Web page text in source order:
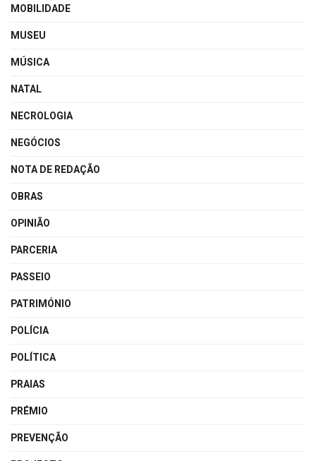
MOBILIDADE
MUSEU
MÚSICA
NATAL
NECROLOGIA
NEGÓCIOS
NOTA DE REDAÇÃO
OBRAS
OPINIÃO
PARCERIA
PASSEIO
PATRIMÓNIO
POLÍCIA
POLÍTICA
PRAIAS
PRÉMIO
PREVENÇÃO